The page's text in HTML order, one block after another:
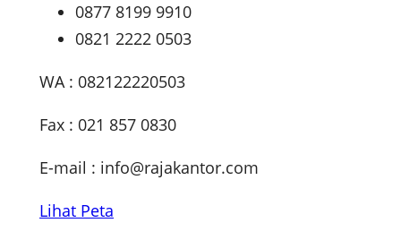
0877 8199 9910
0821 2222 0503
WA : 082122220503
Fax : 021 857 0830
E-mail : info@rajakantor.com
Lihat Peta